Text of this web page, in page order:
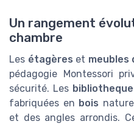
Un rangement
chambre
Les étagères et meubles
pédagogie Montessori
sécurité. Les
fabriquées en bois
et des angles arrondis.